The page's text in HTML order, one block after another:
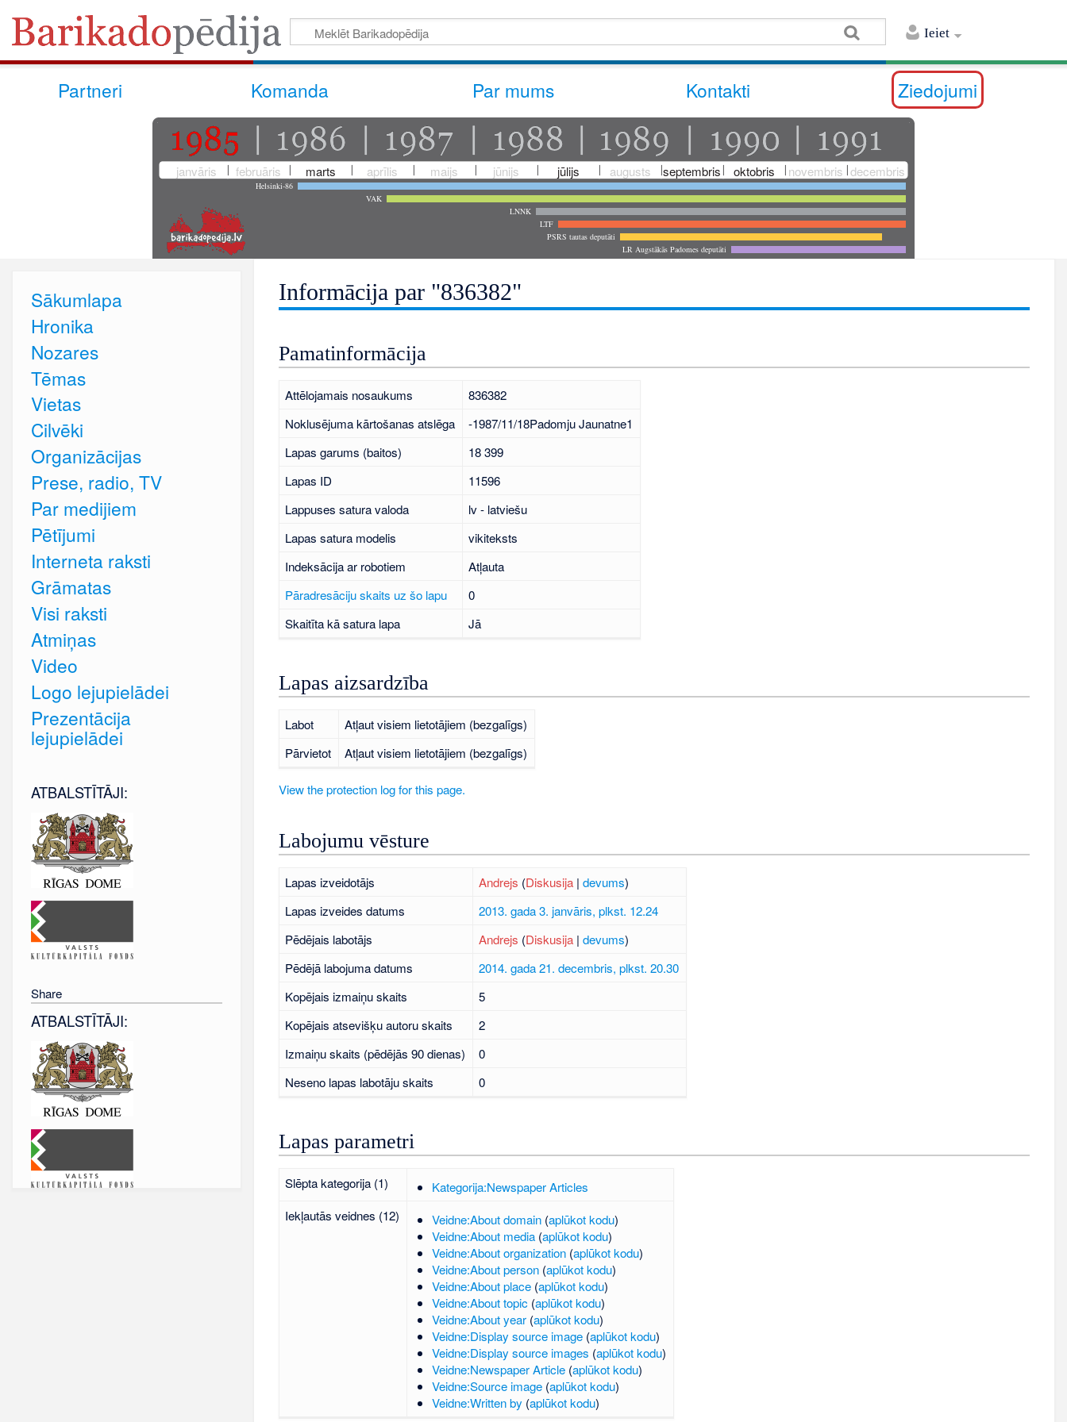
Ieiet
Partneri Komanda Par mums Kontakti Ziedojumi
janvāris februāris marts aprīlis maijs jūnijs jūlijs augusts septembris oktobris novembris decembris
Helsinki-86
VAK
LNNK
LTF
PSRS tautas deputāti
LR Augstākās Padomes deputāti
Informācija par "836382"
Pamatinformācija
Attēlojamais nosaukums
836382
Noklusējuma kārtošanas atslēga
-1987/11/18Padomju Jaunatne1
Lapas garums (baitos)
18 399
Lapas ID
11596
Lappuses satura valoda
lv - latviešu
Lapas satura modelis
vikiteksts
Indeksācija ar robotiem
Atļauta
Pāradresāciju skaits uz šo lapu
0
Skaitīta kā satura lapa
Jā
Lapas aizsardzība
Labot
Atļaut visiem lietotājiem (bezgalīgs)
Pārvietot
Atļaut visiem lietotājiem (bezgalīgs)
View the protection log for this page.
Labojumu vēsture
Lapas izveidotājs Andrejs (Diskusija |devums)
Lapas izveides datums
2013. gada 3. janvāris, plkst. 12.24
Pēdējais labotājs
Andrejs (Diskusija |devums)
Pēdējā labojuma datums
2014. gada 21. decembris, plkst. 20.30
Kopējais izmaiņu skaits
5
Kopējais atsevišķu autoru skaits
2
Izmaiņu skaits (pēdējās 90 dienas)
0
Neseno lapas labotāju skaits
0
Lapas parametri
Slēpta kategorija (1)
Kategorija:Newspaper Articles
Iekļautās veidnes (12)
Veidne:About domain (aplūkot kodu)
Veidne:About media (aplūkot kodu)
Veidne:About organization (aplūkot kodu)
Veidne:About person (aplūkot kodu)
Veidne:About place (aplūkot kodu)
Veidne:About topic (aplūkot kodu)
Veidne:About year (aplūkot kodu)
Veidne:Display source image (aplūkot kodu)
Veidne:Display source images (aplūkot kodu)
Veidne:Newspaper Article (aplūkot kodu)
Veidne:Source image (aplūkot kodu)
Veidne:Written by (aplūkot kodu)
Sākumlapa
Hronika
Nozares
Tēmas
Vietas
Cilvēki
Organizācijas
Prese, radio, TV
Par medijiem
Pētījumi
Interneta raksti
Grāmatas
Visi raksti
Atmiņas
Video
Logo lejupielādei
Prezentācija
lejupielādei
ATBALSTĪTĀJI:
Share
ATBALSTĪTĀJI: